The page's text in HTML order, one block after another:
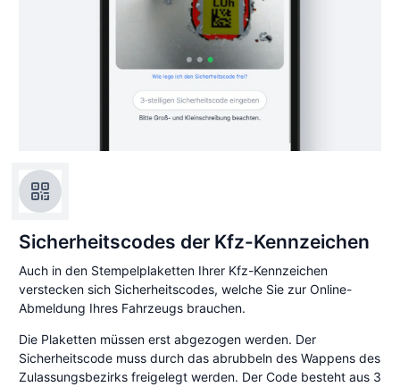
Sicherheitscodes der Kfz-Kennzeichen
Auch in den Stempelplaketten Ihrer Kfz-Kennzeichen
verstecken sich Sicherheitscodes, welche Sie zur Online-
Abmeldung Ihres Fahrzeugs brauchen.
Die Plaketten müssen erst abgezogen werden. Der
Sicherheitscode muss durch das abrubbeln des Wappens des
Zulassungsbezirks freigelegt werden. Der Code besteht aus 3